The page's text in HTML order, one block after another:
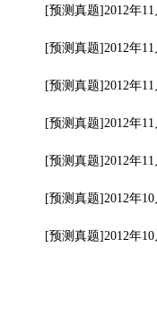
[预测真题]2012年
[预测真题]2012年
[预测真题]2012年
[预测真题]2012年
[预测真题]2012年
[预测真题]2012年
[预测真题]2012年